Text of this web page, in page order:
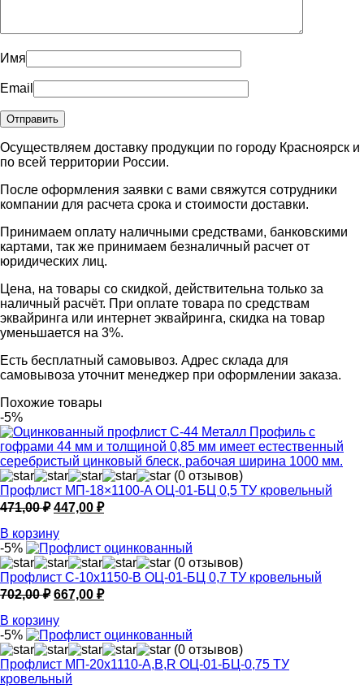
Имя
Email
Осуществляем доставку продукции по городу Красноярск и
по всей территории России.
После оформления заявки с вами свяжутся сотрудники
компании для расчета срока и стоимости доставки.
Принимаем оплату наличными средствами, банковскими
картами, так же принимаем безналичный расчет от
юридических лиц.
Цена, на товары со скидкой, действительна только за
наличный расчёт. При оплате товара по средствам
эквайринга или интернет эквайринга, скидка на товар
уменьшается на 3%.
Есть бесплатный самовывоз. Адрес склада для
самовывоза уточнит менеджер при оформлении заказа.
Похожие товары
-5%
(0 отзывов)
Профлист МП-18×1100-A ОЦ-01-БЦ 0,5 ТУ кровельный
471,00₽ Первоначальная
составляла
471,00 ₽.
447,00 ₽Текущая
В корзину
-5%
(0 отзывов)
Профлист С-10х1150-B ОЦ-01-БЦ 0,7 ТУ кровельный
702,00₽ Первоначальная
составляла
702,00 ₽.
667,00 ₽Текущая
В корзину
-5%
(0 отзывов)
Профлист МП-20х1110-A,B,R ОЦ-01-БЦ-0,75 ТУ
кровельный